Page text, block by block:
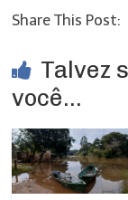
Share This Post:
Talvez
você...